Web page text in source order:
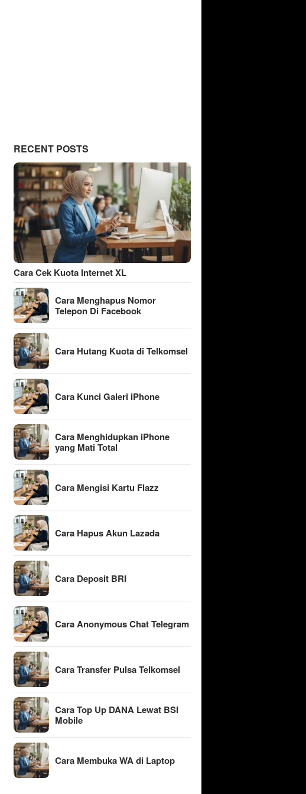
RECENT POSTS
Cara Cek Kuota Internet XL
Cara Menghapus Nomor
Telepon Di Facebook
Cara Hutang Kuota di Telkomsel
Cara Kunci Galeri iPhone
Cara Menghidupkan iPhone
yang Mati Total
Cara Mengisi Kartu Flazz
Cara Hapus Akun Lazada
Cara Deposit BRI
Cara Anonymous Chat Telegram
Cara Transfer Pulsa Telkomsel
Cara Top Up DANA Lewat BSI
Mobile
Cara Membuka WA di Laptop